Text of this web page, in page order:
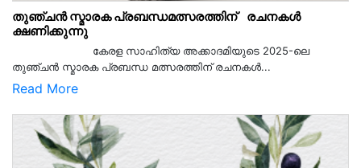
തുഞ്ചൻ സ്മാരക പ്രബന്ധമത്സരത്തിന് രചനകൾ
ക്ഷണിക്കുന്നു
കേരള സാഹിത്യ അക്കാദമിയുടെ 2025-ലെ
തുഞ്ചൻ സ്മാരക പ്രബന്ധ മത്സരത്തിന് രചനകൾ...
Read More